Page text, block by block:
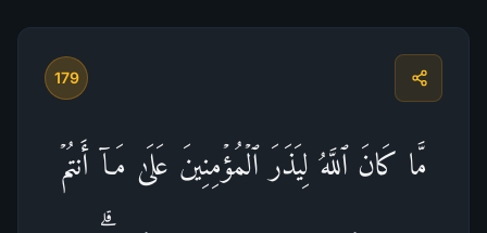
179
مَّا كَانَ ٱللَّهُ لِیَذَرَ ٱلۡمُؤۡمِنِینَ عَلَىٰ مَاۤ أَنتُمۡ